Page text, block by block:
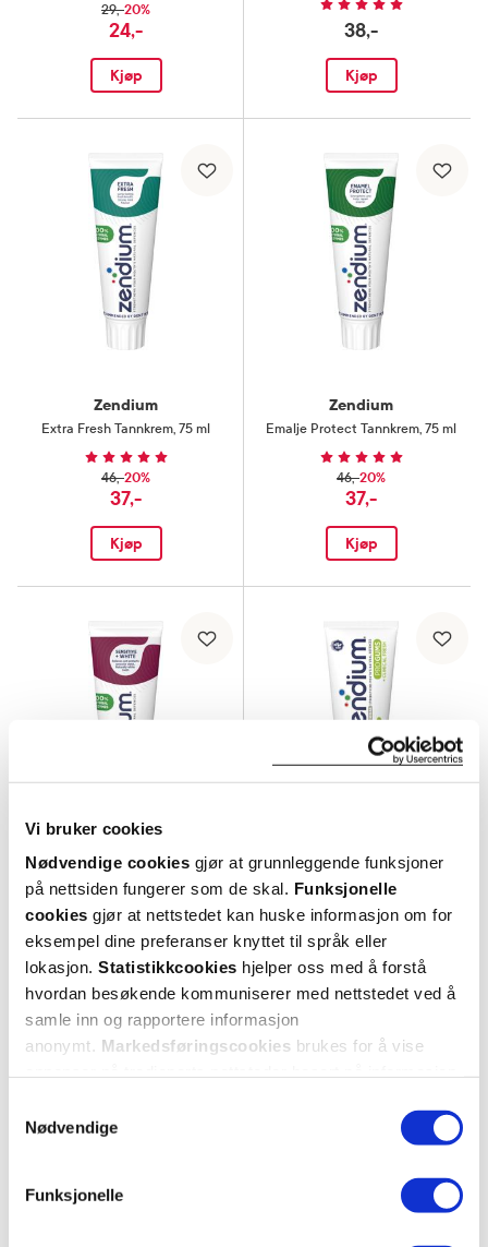
Vi bruker cookies
Nødvendige cookies gjør at grunnleggende funksjoner
på nettsiden fungerer som de skal. Funksjonelle
cookies gjør at nettstedet kan huske informasjon om for
eksempel dine preferanser knyttet til språk eller
lokasjon. Statistikkcookies hjelper oss med å forstå
hvordan besøkende kommuniserer med nettstedet ved å
samle inn og rapportere informasjon
anonymt. Markedsføringscookies brukes for å vise
Nødvendige
Funksjonelle
29,-20%
24,-
Kjøp
38,-
Kjøp
Zendium
Extra Fresh Tannkrem, 75 ml
46,-20%
37,-
Kjøp
Zendium
Emalje Protect Tannkrem, 75 ml
46,-20%
37,-
Kjøp
Zendium
Sensitive + White Tannkrem ,75 ml
51,-20%
41,-
Kjøp
Zendium
PROGUMS + Clinical Fresh
Tannkrem, 75 ml
56,-20%
45,-